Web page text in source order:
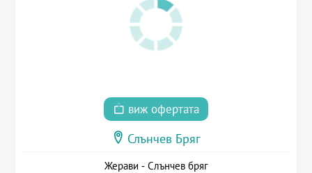
виж офертата
Слънчев Бряг
Жерави - Слънчев бряг